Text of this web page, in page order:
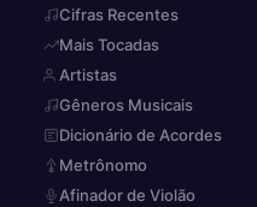
Cifras Recentes
Mais Tocadas
Artistas
Gêneros Musicais
Dicionário de Acordes
Metrônomo
Afinador de Violão